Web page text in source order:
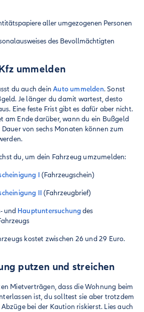
aller umgezogenen Personen
des Bevollmächtigten
ummelden
du auch deinAuto ummelden. Sonst
Je länger du damit wartest, desto
Eine feste Frist gibt es dafür aber nicht.
am Ende darüber, wann du ein Bußgeld
von sechs Monaten können zum
du, um dein Fahrzeug umzumelden:
I (Fahrzeugschein)
II (Fahrzeugbrief)
und Hauptuntersuchungdes
kostet zwischen 26 und 29 Euro.
putzen und streichen
Mietverträgen, dass die Wohnung beim
ist, du solltest sie aber trotzdem
bei der Kaution riskierst. Lies auch